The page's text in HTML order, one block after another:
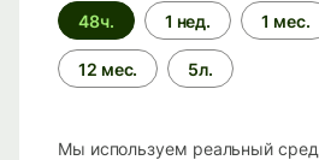
Период
времени
48ч. 1 нед. 1 мес.
12 мес. 5л.
Мы используем реальный